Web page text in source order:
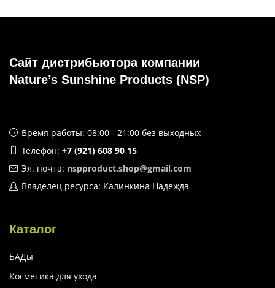
Сайт дистрибьютора компании
Nature’s Sunshine Products (NSP)
Время работы: 08:00 - 21:00 без выходных
Телефон: +7 (921) 608 90 15
Эл. почта: nspproduct.shop@gmail.com
Владелец ресурса: Калинкина Надежда
Каталог
БАДы
Косметика для ухода